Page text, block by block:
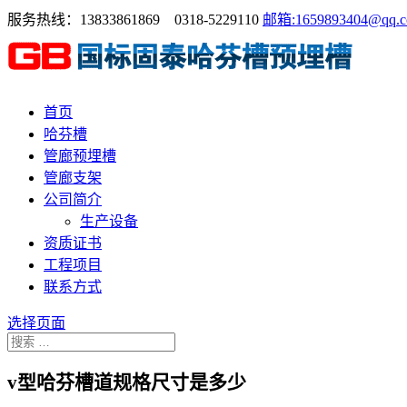
服务热线：13833861869 0318-5229110 邮箱
首页
哈芬槽
管廊预埋槽
管廊支架
公司简介
生产设备
资质证书
工程项目
联系方式
选择页面
v型哈芬槽道规格尺寸是多少